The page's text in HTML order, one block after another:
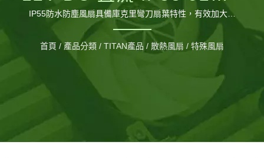
防塵防水風扇
IP55防水防塵風扇具備庫克里彎刀扇葉特性，有效加大風
量，加速散熱效能，並保持低噪音運轉。 / 台騰恩科技有限公
司是由一群積極且具有專業技術的團隊所組成。TITAN的總公
司設立於台灣，分公司則設立於德國，並在大陸廣東省擁有1
首頁 / 產品分類 / TITAN產品 / 散熱風扇 / 特殊風扇